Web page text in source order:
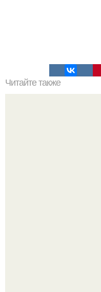
Читайте также